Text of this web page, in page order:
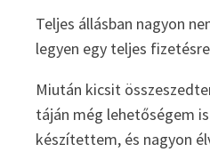
Teljes állásban nagyon
legyen egy teljes
Miután kicsit
táján még lehetőségem
készítettem, és nagyon